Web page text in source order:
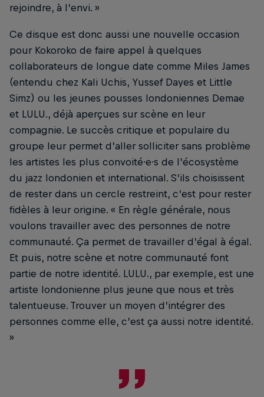
rejoindre, à l’envi. »
Ce disque est donc aussi une nouvelle occasion
pour Kokoroko de faire appel à quelques
collaborateurs de longue date comme Miles James
(entendu chez Kali Uchis, Yussef Dayes et Little
Simz) ou les jeunes pousses londoniennes Demae
et LULU., déjà aperçues sur scène en leur
compagnie. Le succès critique et populaire du
groupe leur permet d’aller solliciter sans problème
les artistes les plus convoité·e·s de l’écosystème
du jazz londonien et international. S’ils choisissent
de rester dans un cercle restreint, c’est pour rester
fidèles à leur origine. « En règle générale, nous
voulons travailler avec des personnes de notre
communauté. Ça permet de travailler d’égal à égal.
Et puis, notre scène et notre communauté font
partie de notre identité. LULU., par exemple, est une
artiste londonienne plus jeune que nous et très
talentueuse. Trouver un moyen d’intégrer des
personnes comme elle, c’est ça aussi notre identité.
»